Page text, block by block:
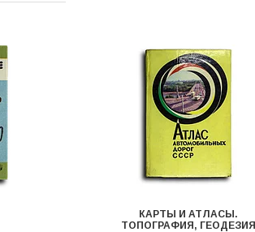
КАРТЫ И АТЛАСЫ.
ТОПОГРАФИЯ, ГЕОДЕЗИЯ